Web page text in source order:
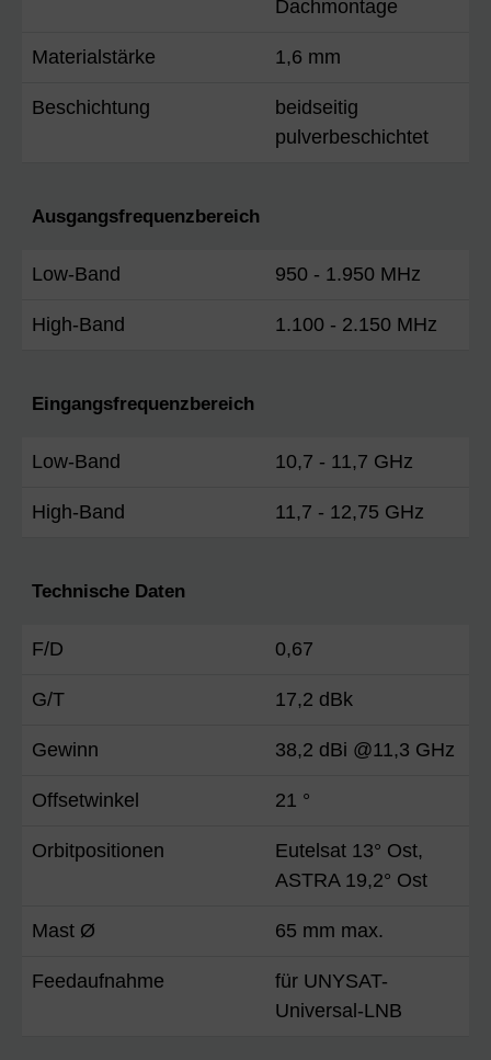
Dachmontage
Materialstärke 1,6 mm
Beschichtung
beidseitig
pulverbeschichtet
Ausgangsfrequenzbereich
Low-Band 950 - 1.950 MHz
High-Band 1.100 - 2.150 MHz
Eingangsfrequenzbereich
Low-Band 10,7 - 11,7 GHz
High-Band 11,7 - 12,75 GHz
Technische Daten
F/D 0,67
G/T 17,2 dBk
Gewinn 38,2 dBi @11,3 GHz
Offsetwinkel 21 °
Orbitpositionen
Eutelsat 13° Ost,
ASTRA 19,2° Ost
Mast Ø 65 mm max.
Feedaufnahme
für UNYSAT-
Universal-LNB